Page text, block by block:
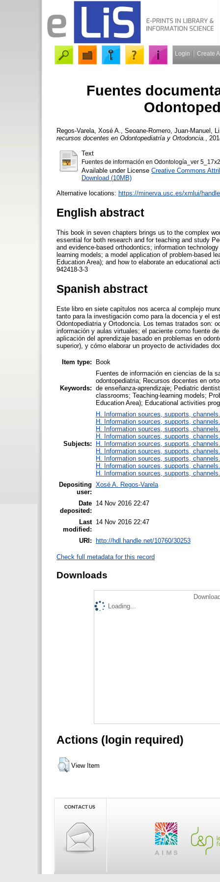
Login Create
Fuentes
Regos-Varela, Xosé A. Seoane-Romero, Juan-Manuel
recursos docentes en Odontopediatría y Ortodoncia.
,
Text
Fuentes de información en Odontología_ver
Available under License Creative Commons
Download (10MB)
Alternative locations: https://minerva.usc.es/xmlui/
English abstract
This book in seven chapters brings us to the complex
essential for both research and for teaching and study
and evidence-based orthodontics; information
learning models; a model application of problem-based
Education Area); and how to elaborate an educational
942418-3-3
Spanish abstract
Este libro en siete capítulos nos acerca al complejo
tanto para la investigación como para la docencia y el
Odontopediatria y Ortodoncia. Los temas tratados son:
información y aulas virtuales; el paciente como fuente
aplicación del aprendizaje basado en problemas en
superior), y cómo elaborar un proyecto de actividades
Item type: Book
Keywords:
Fuentes de información en ciencias de la
odontopediatria; Recursos docentes en
de enseñanza-aprendizaje; Pediatric
classrooms; Teaching-learning models;
Education Area); Educational activities
Subjects:
H. Information sources, supports, channels.
H. Information sources, supports, channels.
H. Information sources, supports, channels.
H. Information sources, supports, channels.
H. Information sources, supports, channels.
H. Information sources, supports, channels.
H. Information sources, supports, channels.
H. Information sources, supports, channels.
H. Information sources, supports, channels.
Depositing
user:
Xosé A. Regos-Varela
Date
deposited:
14 Nov 2016 22:47
Last
modified:
14 Nov 2016 22:47
URI: http://hdl.handle.net/10760/30253
Check full metadata for this record
Downloads
Loading...
Actions (login required)
View Item